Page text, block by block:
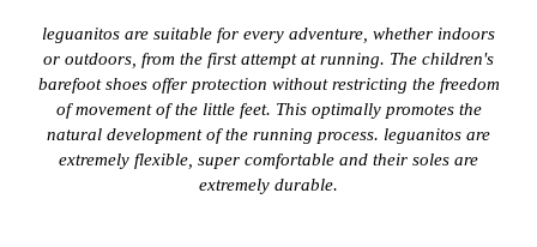
leguanitos are suitable for every adventure, whether indoors
or outdoors, from the first attempt at running. The children's
barefoot shoes offer protection without restricting the freedom
of movement of the little feet. This optimally promotes the
natural development of the running process. leguanitos are
extremely flexible, super comfortable and their soles are
extremely durable.